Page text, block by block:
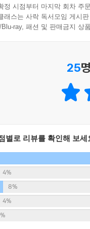
에서는 감사가 회복되
모임 BBBi 대표)
보십시오.” 생존 자체
습니다. 이 모든 과정을
모로 빚어져 간 그의
려를 전합니다.
버지로서 이 책을 읽
심을 깊이 느낄 수 있었
세상의 모든 부모와 자녀
정 시점부터 마지막 회차 주
래스는 사락 독서모임 게시
ray, 패션 및 판매금지 상
25
별로 리뷰를 확인해 보세
4%
8%
4%